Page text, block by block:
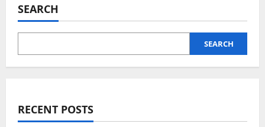
SEARCH
SEARCH
RECENT POSTS